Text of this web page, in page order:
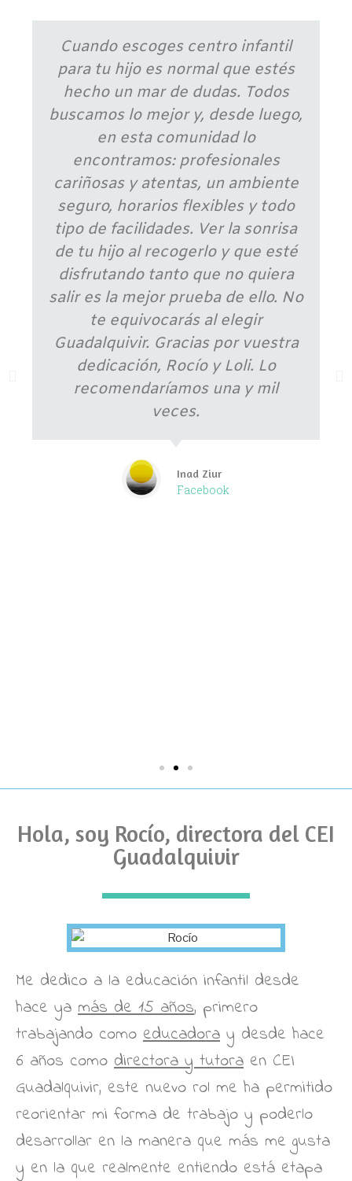
Cuando escoges centro infantil
para tu hijo es normal que estés
hecho un mar de dudas. Todos
buscamos lo mejor y, desde luego,
en esta comunidad lo
encontramos: profesionales
cariñosas y atentas, un ambiente
seguro, horarios flexibles y todo
tipo de facilidades. Ver la sonrisa
de tu hijo al recogerlo y que esté
disfrutando tanto que no quiera
salir es la mejor prueba de ello. No
te equivocarás al elegir
Guadalquivir. Gracias por vuestra
dedicación, Rocío y Loli. Lo
recomendaríamos una y mil
veces.
Inad Ziur
Facebook
Hola, soy Rocío, directora del CEI
Guadalquivir
Me dedico a la educación infantil desde
hace ya más de 15 años, primero
trabajando como educadora y desde hace
6 años como directora y tutora en CEI
Guadalquivir, este nuevo rol me ha permitido
reorientar mi forma de trabajo y poderlo
desarrollar en la manera que más me gusta
y en la que realmente entiendo está etapa